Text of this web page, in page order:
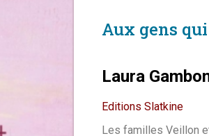
Aux gens
Laura
Editions Slatkine
Les familles Veillon